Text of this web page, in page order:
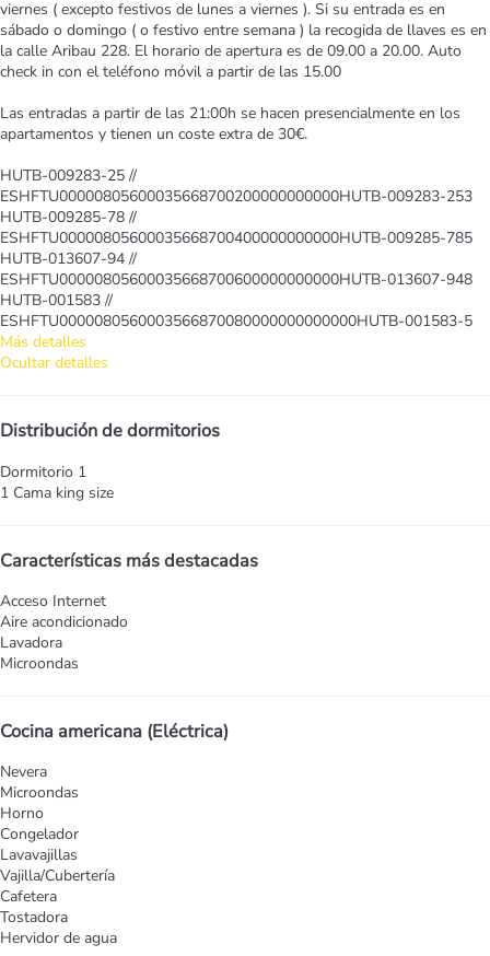
viernes ( excepto festivos de lunes a viernes ). Si su entrada es en
sábado o domingo ( o festivo entre semana ) la recogida de llaves es en
la calle Aribau 228. El horario de apertura es de 09.00 a 20.00. Auto
check in con el teléfono móvil a partir de las 15.00
Las entradas a partir de las 21:00h se hacen presencialmente en los
apartamentos y tienen un coste extra de 30€.
HUTB-009283-25 //
ESHFTU00000805600035668700200000000000HUTB-009283-253
HUTB-009285-78 //
ESHFTU00000805600035668700400000000000HUTB-009285-785
HUTB-013607-94 //
ESHFTU00000805600035668700600000000000HUTB-013607-948
HUTB-001583 //
ESHFTU0000080560003566870080000000000000HUTB-001583-5
Más detalles
Ocultar detalles
Distribución de dormitorios
Dormitorio 1
1 Cama king size
Características más destacadas
Acceso Internet
Aire acondicionado
Lavadora
Microondas
Cocina americana (Eléctrica)
Nevera
Microondas
Horno
Congelador
Lavavajillas
Vajilla/Cubertería
Cafetera
Tostadora
Hervidor de agua